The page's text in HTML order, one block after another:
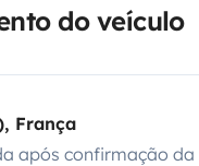
do veículo
França
após confirmação da